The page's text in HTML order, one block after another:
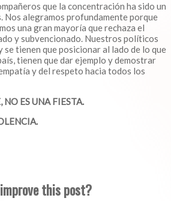
que la concentración ha sido un
alegramos profundamente porque
una gran mayoría que rechaza el
y subvencionado. Nuestros políticos
se tienen que posicionar al lado de lo que
tienen que dar ejemplo y demostrar
y del respeto hacia todos los
NO ES UNA FIESTA.
this post?